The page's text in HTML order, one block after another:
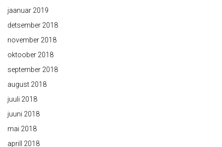
jaanuar 2019
detsember 2018
november 2018
oktoober 2018
september 2018
august 2018
juuli 2018
juuni 2018
mai 2018
aprill 2018